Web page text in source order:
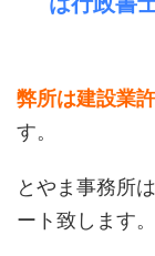
弊所は建設業
す。
とやま事務所
ート致します。